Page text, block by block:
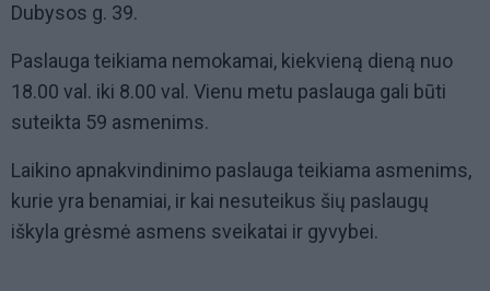
Dubysos g. 39.
Paslauga teikiama nemokamai, kiekvieną dieną nuo
18.00 val. iki 8.00 val. Vienu metu paslauga gali būti
suteikta 59 asmenims.
Laikino apnakvindinimo paslauga teikiama asmenims,
kurie yra benamiai, ir kai nesuteikus šių paslaugų
iškyla grėsmė asmens sveikatai ir gyvybei.